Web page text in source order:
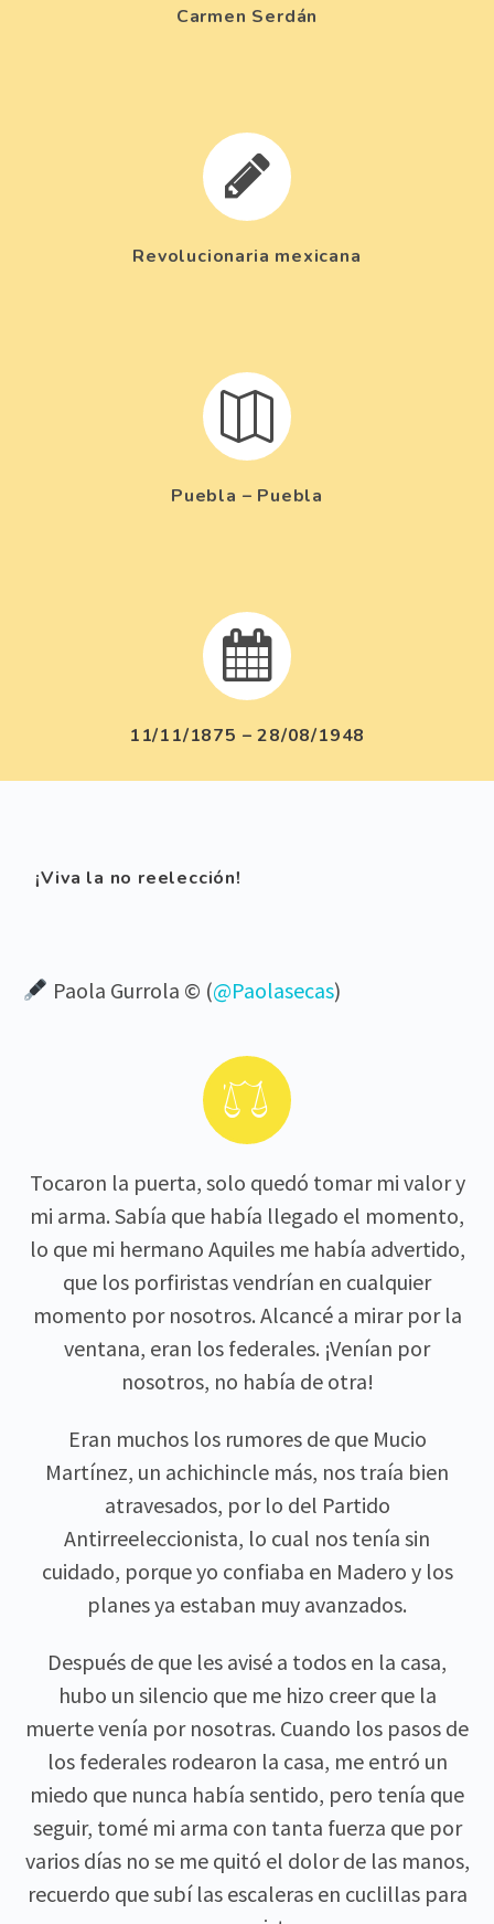
Carmen Serdán


Revolucionaria mexicana


Puebla – Puebla


11/11/1875 – 28/08/1948
¡Viva la no reelección!
Paola Gurrola © (@Paolasecas)


Tocaron la puerta, solo quedó tomar mi valor y
mi arma. Sabía que había llegado el momento,
lo que mi hermano Aquiles me había advertido,
que los porfiristas vendrían en cualquier
momento por nosotros. Alcancé a mirar por la
ventana, eran los federales. ¡Venían por
nosotros, no había de otra!
Eran muchos los rumores de que Mucio
Martínez, un achichincle más, nos traía bien
atravesados, por lo del Partido
Antirreeleccionista, lo cual nos tenía sin
cuidado, porque yo confiaba en Madero y los
planes ya estaban muy avanzados.
Después de que les avisé a todos en la casa,
hubo un silencio que me hizo creer que la
muerte venía por nosotras. Cuando los pasos de
los federales rodearon la casa, me entró un
miedo que nunca había sentido, pero tenía que
seguir, tomé mi arma con tanta fuerza que por
varios días no se me quitó el dolor de las manos,
recuerdo que subí las escaleras en cuclillas para